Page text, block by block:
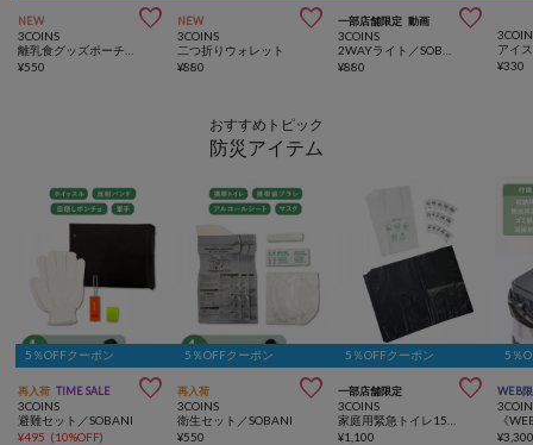
NEW 
3COINS
¥550
NEW 
3COINS
二つ折りウォレット
¥880
一部店舗限定 動画 
3COINS
¥880 ¥330
おすすめトピック
防災アイテム
5％OFFクーポン
再入荷 TIME SALE 
3COINS
避難セット／SOBANI
¥495 (10%OFF)
5％OFFクーポン
再入荷 
3COINS
衛生セット／SOBANI
¥550
5％OFFクーポン
一部店舗限定 
3COINS
¥1,100
5％
WEB
¥